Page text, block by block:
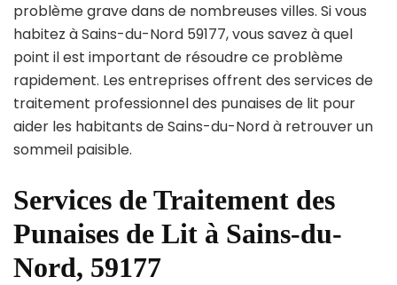
problème grave dans de nombreuses villes. Si vous
habitez à Sains-du-Nord 59177, vous savez à quel
point il est important de résoudre ce problème
rapidement. Les entreprises offrent des services de
traitement professionnel des punaises de lit pour
aider les habitants de Sains-du-Nord à retrouver un
sommeil paisible.
Services de Traitement des
Punaises de Lit à Sains-du-
Nord, 59177